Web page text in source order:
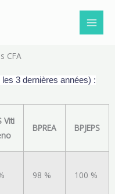
CFA
3 dernières années) :
Viti
BPREA BPJEPS
98 % 100 %